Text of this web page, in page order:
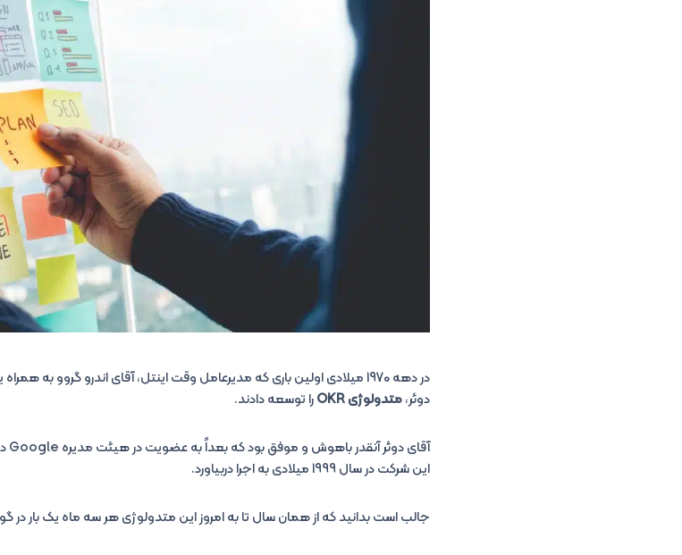
در دهه 1970 میلادی اولین باری که مدیرعامل وقت اینتل، آقای اندرو گروو
دوئر،متدولوژی OKR را توسعه دادند.
آقای دوئر آنقدر باهوش و موفق بود که بعداً به عضویت در هیئت مدیره Google در آمد. به این ترتیب توانست
این شرکت در سال 1999 میلادی به اجرا دربیاورد.
جالب است بدانید که از همان سال تا به امروز این متدولوژی هر سه ماه یک بار در